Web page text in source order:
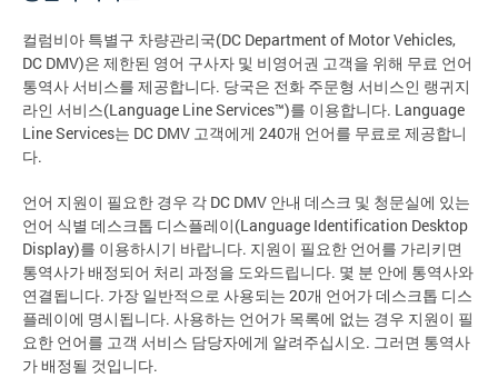
컬럼비아 특별구 차량관리국(DC Department of Motor Vehicles,
DC DMV)은 제한된 영어 구사자 및 비영어권 고객을 위해 무료 언어
통역사 서비스를 제공합니다. 당국은 전화 주문형 서비스인 랭귀지
라인 서비스(Language Line Services™)를 이용합니다. Language
Line Services는 DC DMV 고객에게 240개 언어를 무료로 제공합니
다.
언어 지원이 필요한 경우 각 DC DMV 안내 데스크 및 청문실에 있는
언어 식별 데스크톱 디스플레이(Language Identification Desktop
Display)를 이용하시기 바랍니다. 지원이 필요한 언어를 가리키면
통역사가 배정되어 처리 과정을 도와드립니다. 몇 분 안에 통역사와
연결됩니다. 가장 일반적으로 사용되는 20개 언어가 데스크톱 디스
플레이에 명시됩니다. 사용하는 언어가 목록에 없는 경우 지원이 필
요한 언어를 고객 서비스 담당자에게 알려주십시오. 그러면 통역사
가 배정될 것입니다.